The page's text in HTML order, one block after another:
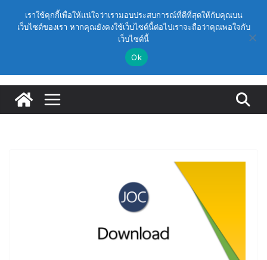
วันพฤหัสบดี, สิงหาคม 6, 2026
Latest:
(สพฐ.) โครงการอบรมเชิงปฏิบัติการหลักสูตรการดำเนิน
การประกันคุณภาพภายในสถานศึกษา ด้วยปัญญาประดิษฐ์
(AI) ในรูปแบบออนไลน์
ก.ค.ศ. เห็นชอบ รายละเอียดการดำเนินการคัดเลือกบุคคล
เพื่อบรรจุและแต่งตั้งให้ดำรงตำแหน่งรองผู้อำนวยการ
สถานศึกษา และผู้อำนวยการสถานศึกษา สังกัดสำนักงาน
คณะกรรมการการศึกษาขั้นพื้นฐาน ปี 2569 ตามหลัก
ก.ค.ศ. อนุมัติให้ข้าราชการครูและบุคลากรทางการศึกษามี
และเลื่อนเป็นวิทยฐานะเชี่ยวชาญ (ครั้งที่ 9/2569)
(สพฐ.) โมดูลที่ 1 : การประกันคุณภาพภายในสถานศึกษา
และการประยุกต์ใช้ปัญญาประดิษฐ์ (AI)
เราใช้คุกกี้เพื่อให้แน่ใจว่าเรามอบประสบการณ์ที่ดีที่สุดให้กับคุณบน
เว็บไซต์ของเรา หากคุณยังคงใช้เว็บไซต์นี้ต่อไปเราจะถือว่าคุณพอใจกับ
เว็บไซต์นี้
Ok